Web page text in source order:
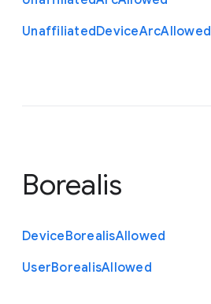
UnaffiliatedDeviceArcAllowed
Borealis
DeviceBorealisAllowed
UserBorealisAllowed